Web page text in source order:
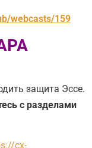
webcasts/159
защита Эссе.
с разделами
cx-